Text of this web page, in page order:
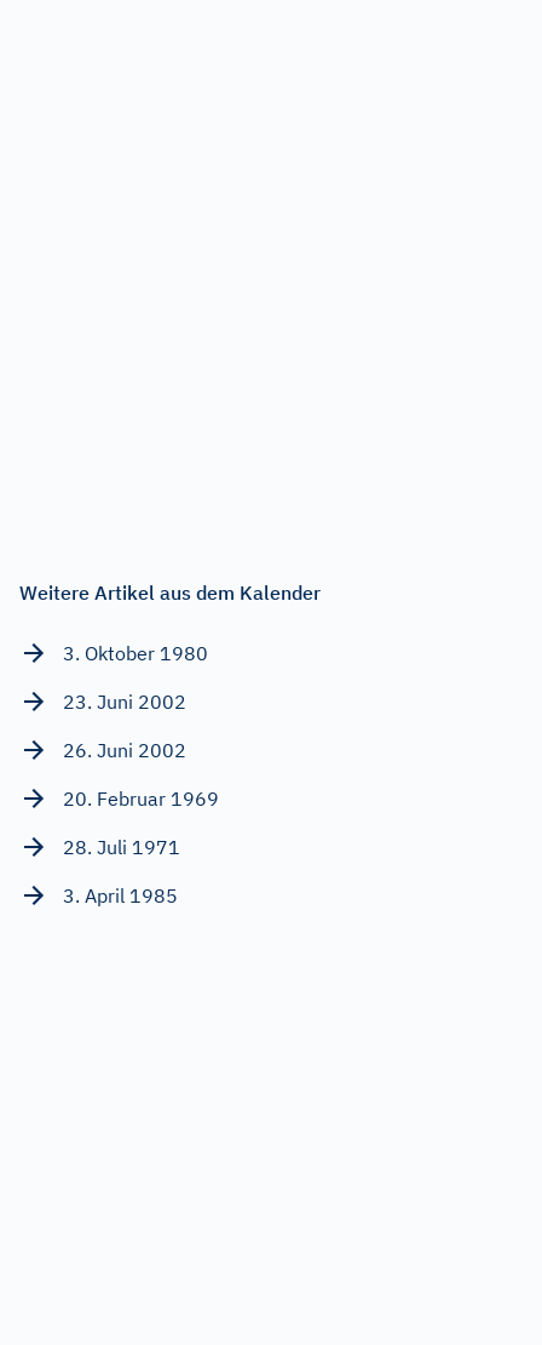
Weitere Artikel aus dem Kalender
3. Oktober 1980
23. Juni 2002
26. Juni 2002
20. Februar 1969
28. Juli 1971
3. April 1985